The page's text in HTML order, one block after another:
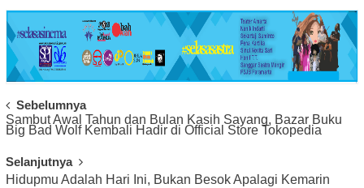
Post
Navigation
Sebelumnya
Sambut Awal Tahun dan Bulan Kasih Sayang, Bazar Buku
Big Bad Wolf Kembali Hadir di Official Store Tokopedia
Selanjutnya
Hidupmu Adalah Hari Ini, Bukan Besok Apalagi Kemarin